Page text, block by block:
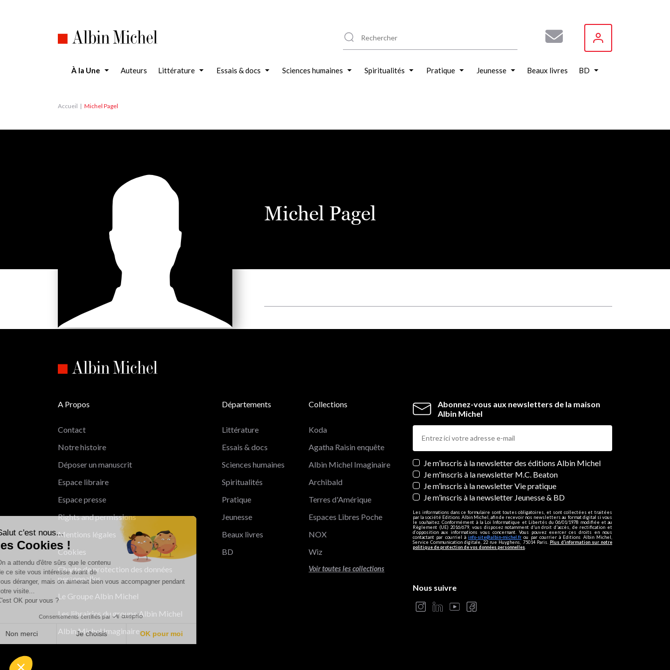
Salut c'est nous...
les Cookies !
On a attendu d'être sûrs que le contenu
de ce site vous intéresse avant de
vous déranger, mais on aimerait bien vous accompagner pendant
votre visite...
C'est OK pour vous ?
Consentements certifiés par
Non merci Je choisis OK pour moi
À la Une Auteurs Littérature Essais & docs Sciences humaines Spiritualités Pratique Jeunesse Beaux livres BD
Accueil Michel Pagel
Michel Pagel
Abonnez-vous aux newsletters de la maison
Albin Michel
Newsletters
Je m’inscris à la newsletter des éditions Albin Michel
Je m'inscris à la newsletter M.C. Beaton
Je m’inscris à la newsletter Vie pratique
Je m’inscris à la newsletter Jeunesse & BD
Les informations dans ce formulaire sont toutes obligatoires, et sont collectées et traitées
par la société Editions Albin Michel, afin de recevoir nos newsletters au format digital si vous
le souhaitez. Conformément à la Loi Informatique et Libertés du 06/01/1978 modifiée et au
Règlement (UE) 2016/679, vous disposez notamment d'un droit d'accès, de rectification et
d’opposition aux informations vous concernant. Vous pouvez exercer ces droits en nous
contactant par courriel àinfo-site@albin-michel.fr ou par courrier à Editions Albin Michel,
Service Communication digitale, 22 rue Huyghens, 75014 Paris. Plus d’information sur notre
politique de protection de vos données personnelles
A Propos
Contact
Notre histoire
Déposer un manuscrit
Espace libraire
Espace presse
Rights and permissions
Mentions légales
Cookies
Charte de protection des données
personnelles
Le Groupe Albin Michel
Les librairies du groupe Albin Michel
Albin Michel Imaginaire
Départements
Littérature
Essais & docs
Sciences humaines
Spiritualités
Pratique
Jeunesse
Beaux livres
BD
Collections
Koda
Agatha Raisin enquête
Albin Michel Imaginaire
Archibald
Terres d'Amérique
Espaces Libres Poche
NOX
Wiz
Voir toutes les collections
Nous suivre